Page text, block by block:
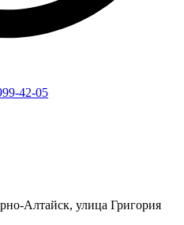
42-05
Алтайск, улица Григория